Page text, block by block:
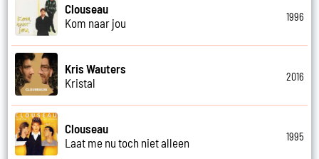
Clouseau
Kom naar jou
1996
Kris Wauters
Kristal
2016
Clouseau
Laat me nu toch niet alleen
1995